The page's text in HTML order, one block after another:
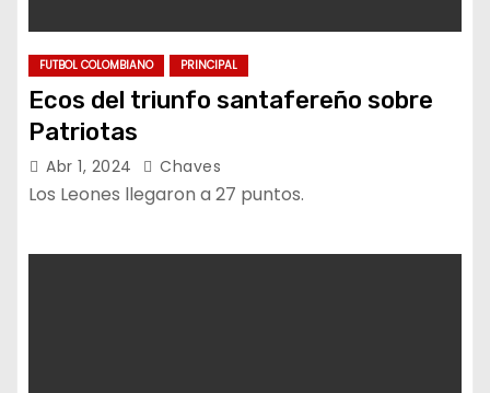
FUTBOL COLOMBIANO PRINCIPAL
Ecos del triunfo santafereño sobre
Patriotas
Abr 1, 2024 Chaves
Los Leones llegaron a 27 puntos.